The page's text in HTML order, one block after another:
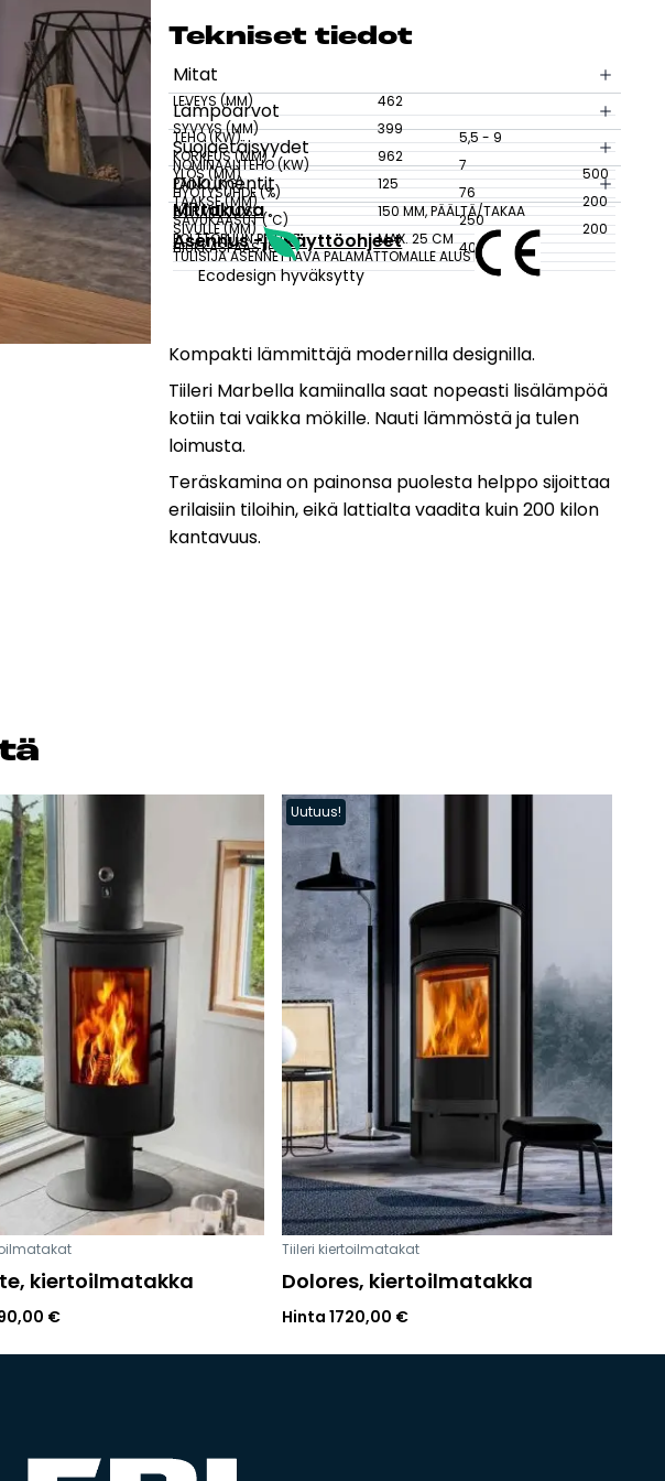
verkkokauppatilauksesi
Tek­ni­set tie­dot
Mitat
LEVEYS (MM)
462
SYVYYS (MM)
399
KORKEUS (MM)
962
PAINO (KG)
125
HORMILIITOS
150 MM, PÄÄLTÄ/TAKAA
POLTTOPUUN PITUUS
MAX. 25 CM
Lämpöarvot
TEHO (KW)
5,5 - 9
NOMINAALITEHO (KW)
7
HYÖTYSUHDE (%)
76
SAVUKAASUT (˚C)
250
HIUKKASPÄÄSTÖT
40 MG/NM³
Suojaetäisyydet
YLÖS (MM)
500
TAAKSE (MM)
200
SIVULLE (MM)
200
TULISIJA ASENNETTAVA PALAMATTOMALLE ALUSTALLE.
Dokumentit
Mittakuva
Asennus -ja käyttöohjeet
Ecodesign hyväksytty
Kompakti lämmittäjä modernilla designilla.
Tiileri Marbella kamiinalla saat nopeasti lisälämpöä
kotiin tai vaikka mökille. Nauti lämmöstä ja tulen
loimusta.
Teräskamina on painonsa puolesta helppo sijoittaa
erilaisiin tiloihin, eikä lattialta vaadita kuin 200 kilon
kantavuus.
kiertoilmatakka
€
Uutuus!
Tiileri kiertoilmatakat
Dolores, kiertoilmatakka
Hinta 1720,00 €